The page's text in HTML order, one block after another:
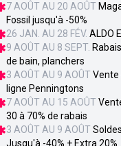
7 AOÛT AU 20 AOÛT
Fossil jusqu'à -50%
26 JAN. AU 28 FÉV. ALDO
9 AOÛT AU 8 SEPT.
de bain, planchers
3 AOÛT AU 9 AOÛT Vente
ligne Penningtons
7 AOÛT AU 15 AOÛT
30 à 70% de rabais
3 AOÛT AU 9 AOÛT
Jusqu'à -40% + Extra 20%